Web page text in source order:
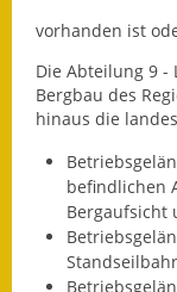
vorhanden ist
Die Abteilung 9 -
Bergbau des
hinaus die
befindlichen
Bergaufsicht